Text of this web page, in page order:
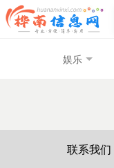
娱乐
联系我们